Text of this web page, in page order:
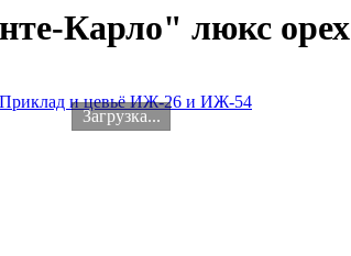
Карло" люкс орех
Загрузка...